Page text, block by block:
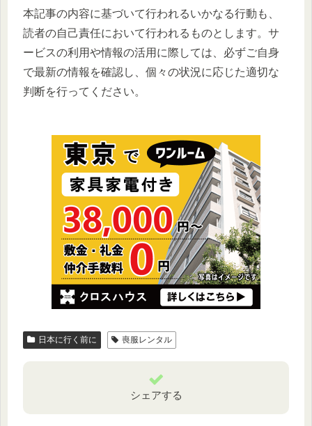
本記事の内容に基づいて行われるいかなる行動も、
読者の自己責任において行われるものとします。サ
ービスの利用や情報の活用に際しては、必ずご自身
で最新の情報を確認し、個々の状況に応じた適切な
判断を行ってください。
日本に行く前に 喪服レンタル
シェアする